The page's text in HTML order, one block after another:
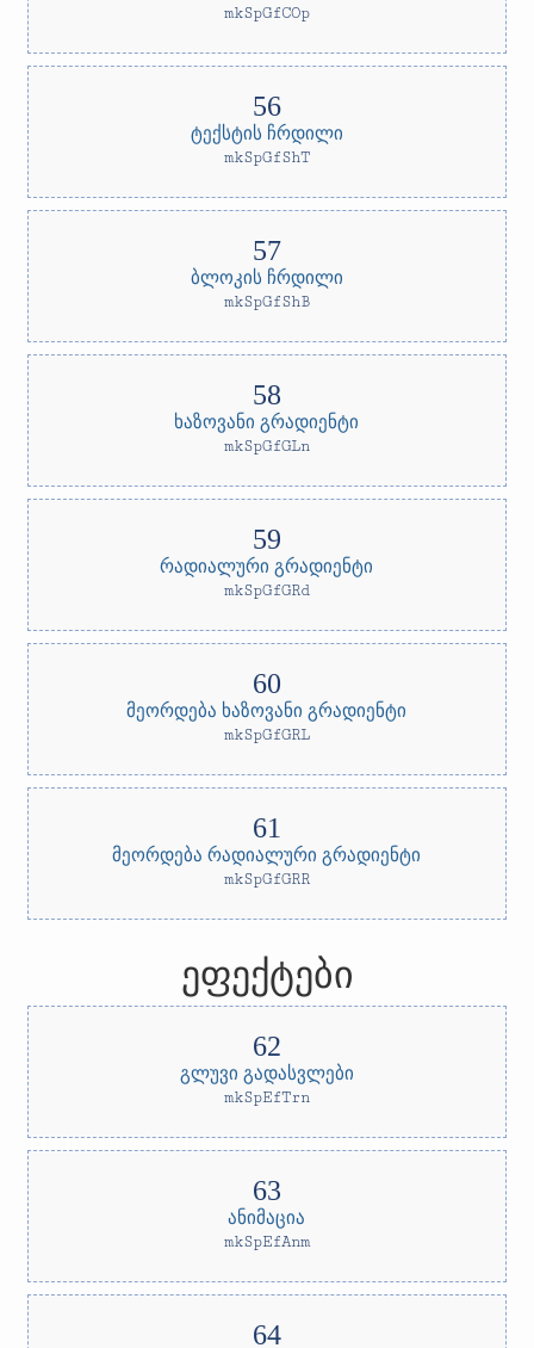
mkSpGfCOp
ტექსტის ჩრდილი
mkSpGfShT
ბლოკის ჩრდილი
mkSpGfShB
ხაზოვანი გრადიენტი
mkSpGfGLn
რადიალური გრადიენტი
mkSpGfGRd
მეორდება ხაზოვანი გრადიენტი
mkSpGfGRL
მეორდება რადიალური გრადიენტი
mkSpGfGRR
ეფექტები
გლუვი გადასვლები
mkSpEfTrn
ანიმაცია
mkSpEfAnm